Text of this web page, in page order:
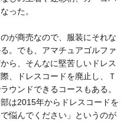
った。
が商売なので、服装にそれな
。でも、アマチュアゴルファ
ら、そんなに堅苦しいドレス
、ドレスコードを廃止し、Ｔ
ウンドできるコースもある。
は2015年からドレスコードを
悩んでください」というのが